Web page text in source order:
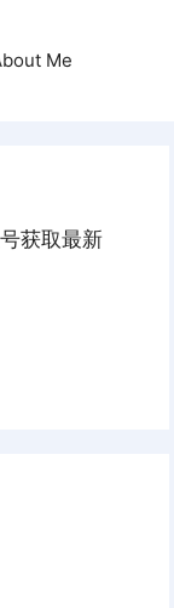
Me
获取最新